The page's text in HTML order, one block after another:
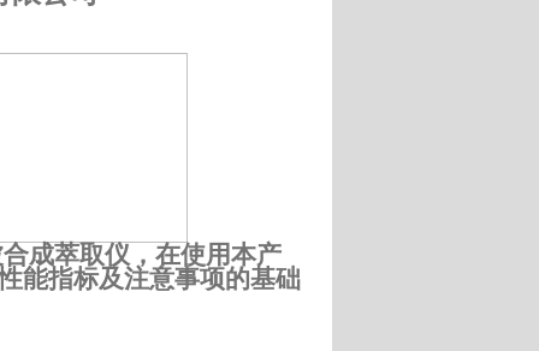
成萃取仪，在使用本产
能指标及注意事项的基础